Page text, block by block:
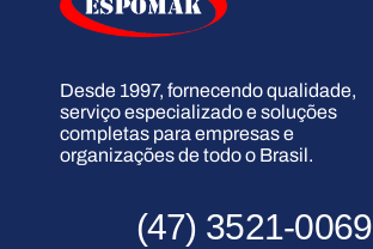
Desde 1997, fornecendo qualidade,
serviço especializado e soluções
completas para empresas e
organizações de todo o Brasil.
(47) 3521-0069